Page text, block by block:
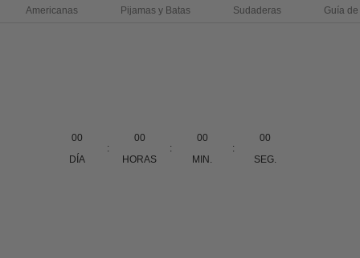
Americanas Pijamas y Batas Sudaderas Guía
00
DÍA
:
00
HORAS
:
00
MIN.
:
00
SEG.